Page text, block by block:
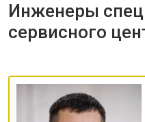
Инженеры
сервисного